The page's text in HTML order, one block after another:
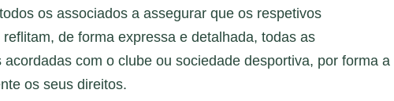
os associados a assegurar que os respetivos
de forma expressa e detalhada, todas as
com o clube ou sociedade desportiva, por forma a
os seus direitos.